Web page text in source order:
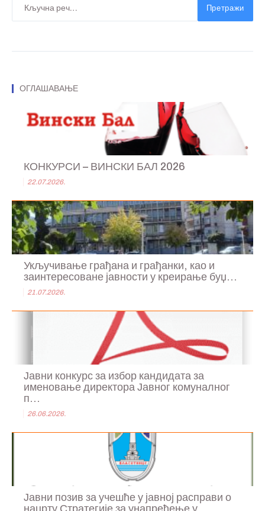
Претражи
ОГЛАШАВАЊЕ
КОНКУРСИ – ВИНСКИ БАЛ 2026
22.07.2026.
Укључивање грађана и грађанки, као и
заинтересоване јавности у креирање буџ...
21.07.2026.
Јавни конкурс за избор кандидата за
именовање директора Јавног комуналног
п...
26.06.2026.
Јавни позив за учешће у јавној расправи о